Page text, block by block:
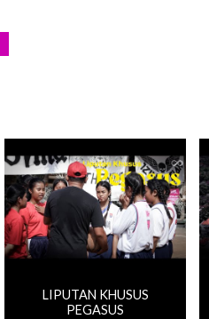
LIPUTAN KHUSUS
PEGASUS